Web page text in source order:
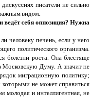
писатели не сильно
видом.
себя оппозиция? Нужна
человеку печень, если у него
политического организма.
болезни роста. Она блестяще
Московскую Думу. А значит не
миграционную политику;
которыми не может справиться
молодая и интеллигентная, не